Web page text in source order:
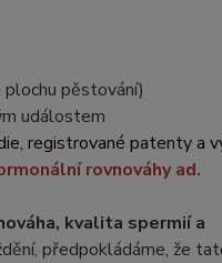
plochu pěstování)
událostem
registrované patenty a
rovnováhy ad.
kvalita spermií a
předpokládáme, že